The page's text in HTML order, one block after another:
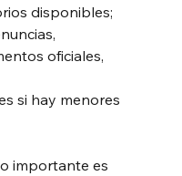
disponibles;
oficiales,
si hay menores
importante es